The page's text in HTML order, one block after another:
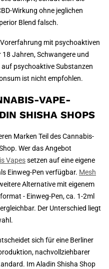
Wirkung ohne jeglichen
Blend falsch.
mit psychoaktiven
Jahren, Schwangere und
psychoaktive Substanzen
ist nicht empfohlen.
VAPE-
SHISHA SHOPS
Marken Teil des Cannabis-
Wer das Angebot
Vapessetzen auf eine eigene
Einweg-Pen verfügbar. Mesh
Alternative mit eigenem
- Einweg-Pen, ca. 1-2ml
Der Unterschied liegt
sich für eine Berliner
nachvollziehbarer
Im Aladin Shisha Shop